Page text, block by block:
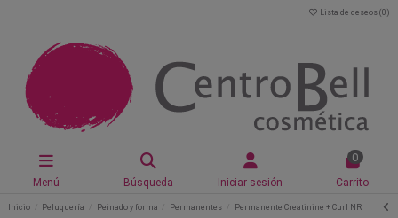
Lista de deseos (0 )
Menú Búsqueda Iniciar sesión
0
Carrito
Inicio Peluquería Peinado y forma Permanentes Permanente Creatinine + Curl NR